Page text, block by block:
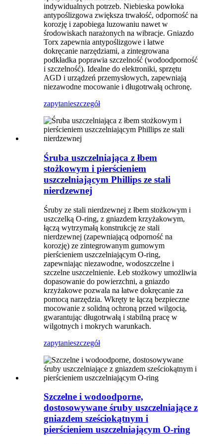
indywidualnych potrzeb. Niebieska powłoka
antypoślizgowa zwiększa trwałość, odporność na
korozję i zapobiega luzowaniu nawet w
środowiskach narażonych na wibracje. Gniazdo
Torx zapewnia antypoślizgowe i łatwe
dokręcanie narzędziami, a zintegrowana
podkładka poprawia szczelność (wodoodporność
i szczelność). Idealne do elektroniki, sprzętu
AGD i urządzeń przemysłowych, zapewniają
niezawodne mocowanie i długotrwałą ochronę.
zapytanieszczegół
Śruba uszczelniająca z łbem
stożkowym i pierścieniem
uszczelniającym Phillips ze stali
nierdzewnej
Śruby ze stali nierdzewnej z łbem stożkowym i
uszczelką O-ring, z gniazdem krzyżakowym,
łączą wytrzymałą konstrukcję ze stali
nierdzewnej (zapewniającą odporność na
korozję) ze zintegrowanym gumowym
pierścieniem uszczelniającym O-ring,
zapewniając niezawodne, wodoszczelne i
szczelne uszczelnienie. Łeb stożkowy umożliwia
dopasowanie do powierzchni, a gniazdo
krzyżakowe pozwala na łatwe dokręcanie za
pomocą narzędzia. Wkręty te łączą bezpieczne
mocowanie z solidną ochroną przed wilgocią,
gwarantując długotrwałą i stabilną pracę w
wilgotnych i mokrych warunkach.
zapytanieszczegół
Szczelne i wodoodporne,
dostosowywane śruby uszczelniające z
gniazdem sześciokątnym i
pierścieniem uszczelniającym O-ring